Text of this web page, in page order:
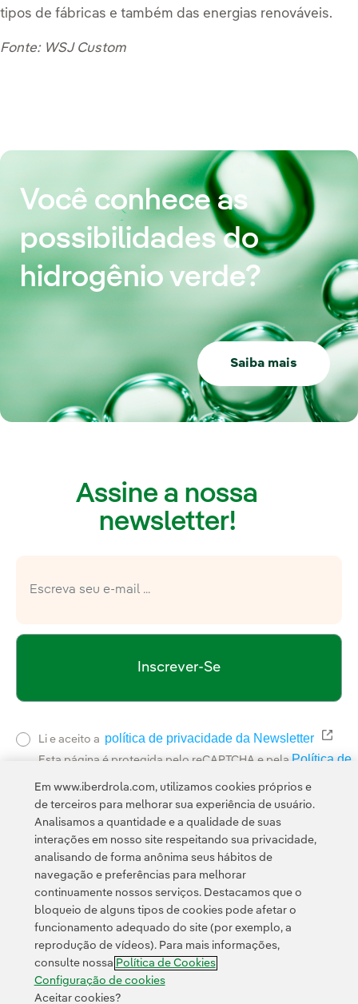
tipos de fábricas e também das energias renováveis.
Fonte: WSJ Custom
Você conhece as
possibilidades do
hidrogênio verde?
Saiba mais
Assine a nossa
newsletter!
Inscrever-Se
Li e aceito a política de privacidade da Newsletter Link
Esta página é protegida pelo reCAPTCHA e pela Política de
Contato Clientes Política de Privacidade Informação legal
Transparência no uso da IA Política de cookies Configuração de cookies
Acessibilidade Canal de denúncias
© 2026 Iberdrola, S.A. Todos os direitos reservados.
Em www.iberdrola.com, utilizamos cookies próprios e
de terceiros para melhorar sua experiência de usuário.
Analisamos a quantidade e a qualidade de suas
interações em nosso site respeitando sua privacidade,
analisando de forma anônima seus hábitos de
navegação e preferências para melhorar
continuamente nossos serviços. Destacamos que o
bloqueio de alguns tipos de cookies pode afetar o
funcionamento adequado do site (por exemplo, a
reprodução de vídeos). Para mais informações,
consulte nossa Política de Cookies
Configuração de cookies
Aceitar cookies?